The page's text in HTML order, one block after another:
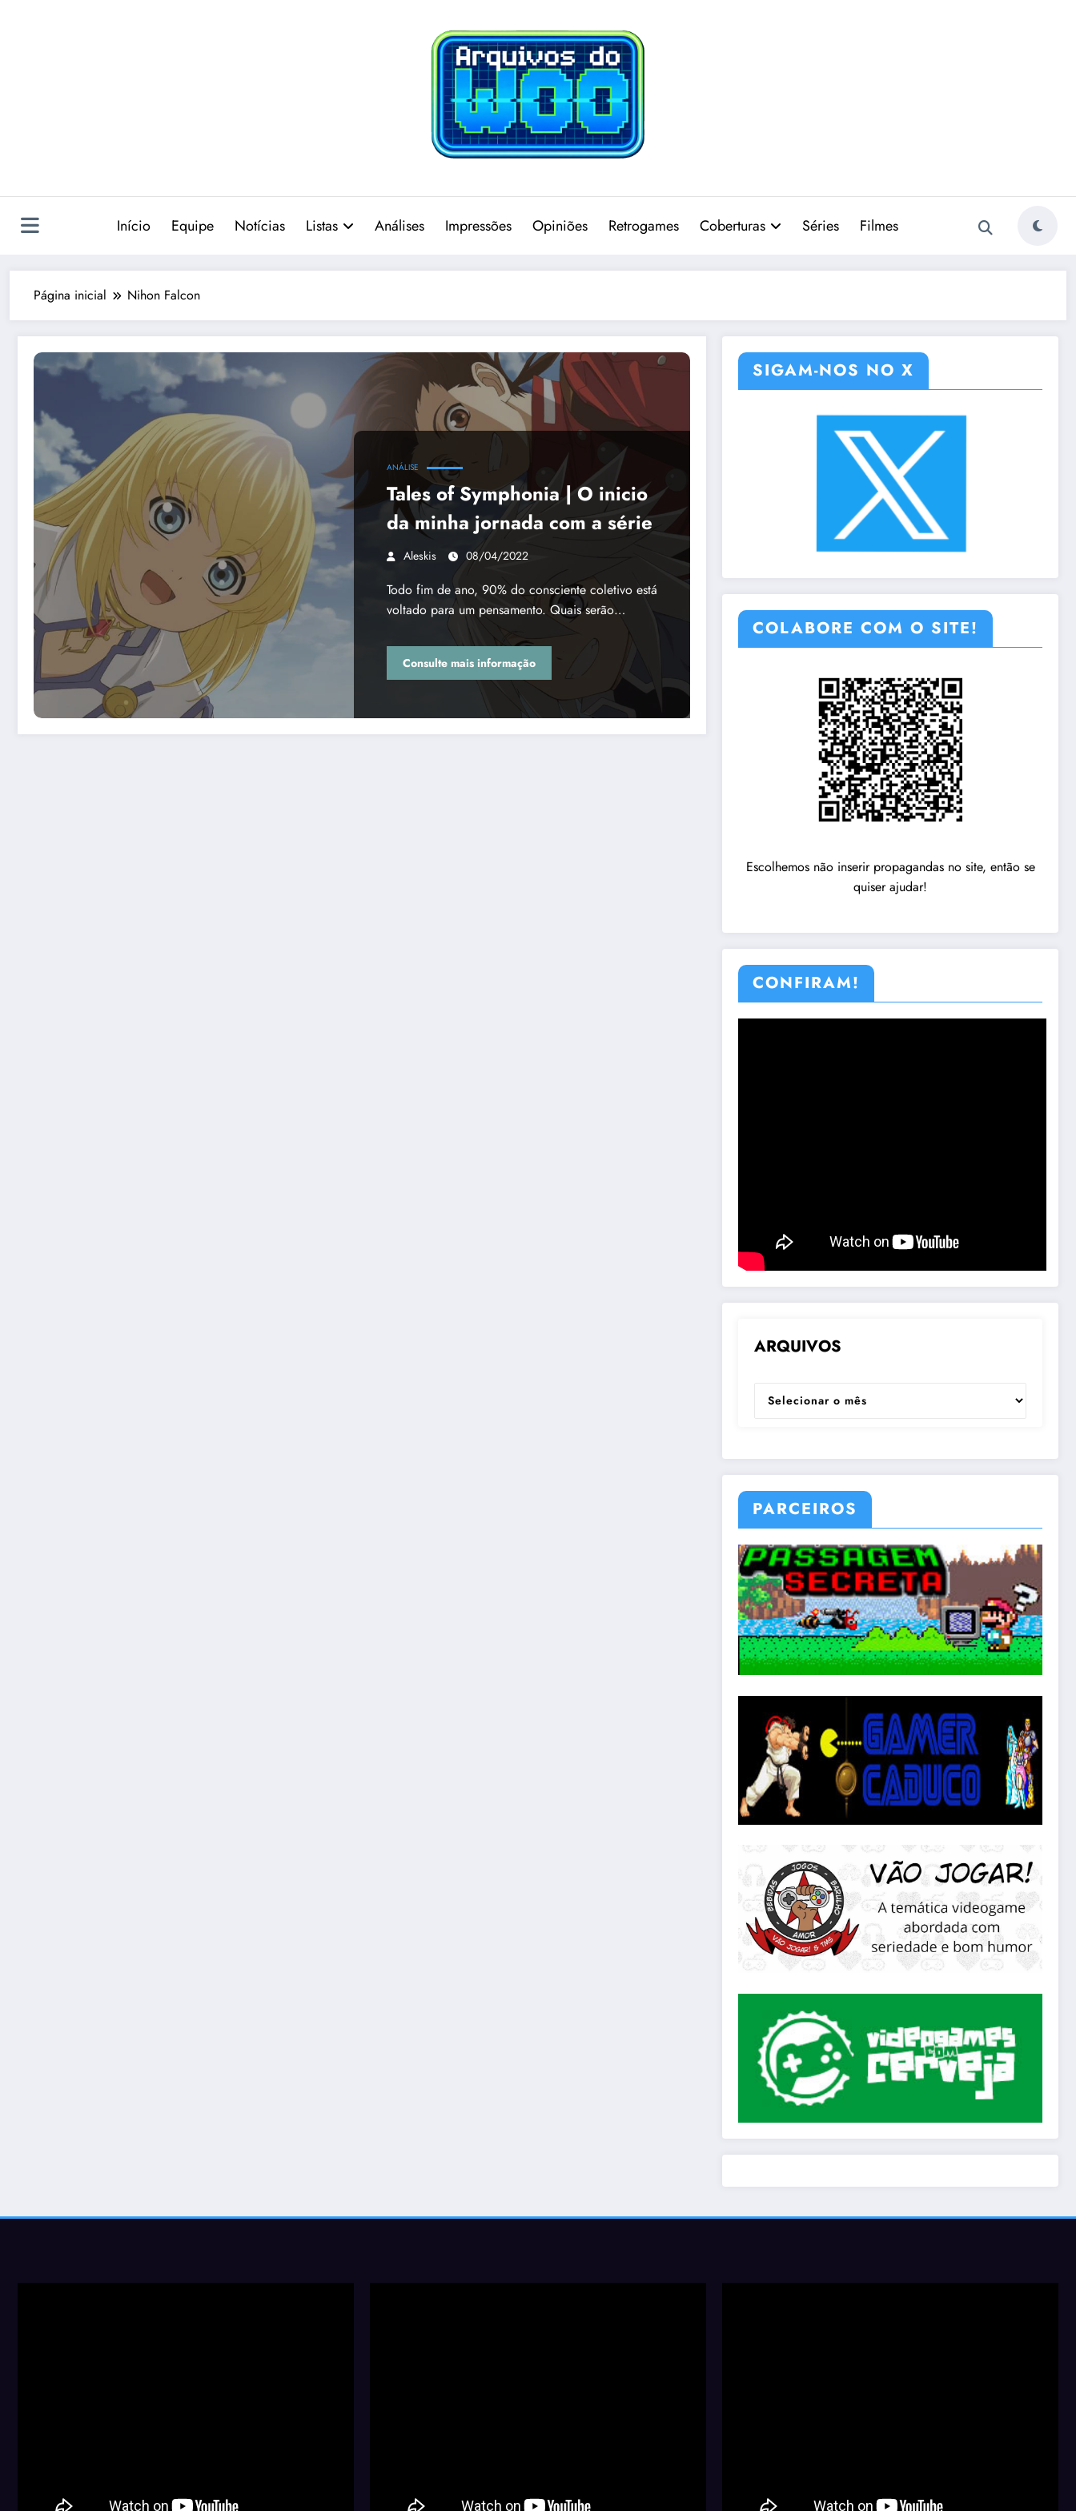
Início Equipe Notícias Listas Análises Impressões Opiniões Retrogames Coberturas Séries Filmes
Página inicial Nihon Falcon
ANÁLISE
Tales of Symphonia | O inicio
da minha jornada com a série
Aleskis 08/04/2022
Todo fim de ano, 90% do consciente coletivo está
voltado para um pensamento. Quais serão…
Consulte mais informação
SIGAM-NOS NO X
COLABORE COM O SITE!
Escolhemos não inserir propagandas no site, então se
quiser ajudar!
CONFIRAM!
ARQUIVOS
ARQUIVOS
PARCEIROS